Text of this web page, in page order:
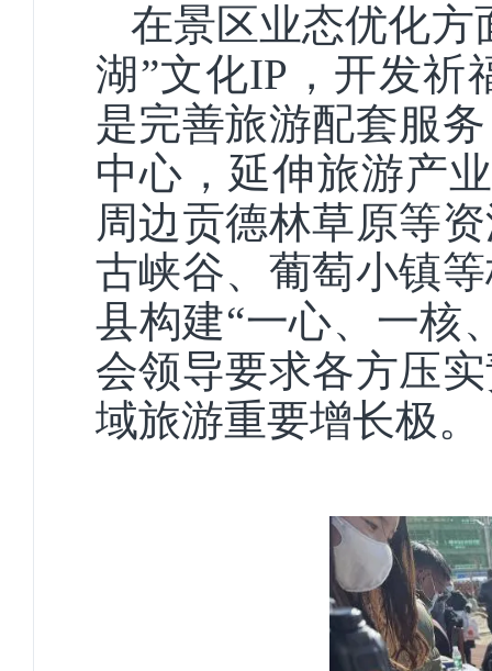
在景区业态优化方
湖”文化IP，开发祈
是完善旅游配套服
中心，延伸旅游产
周边贡德林草原等
古峡谷、葡萄小镇
县构建“一心、一核
会领导要求各方压
域旅游重要增长极。